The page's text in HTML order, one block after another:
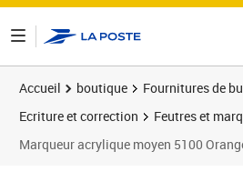
Accueil boutique
Fournitures de
Ecriture et correction
Feutres et
Marqueur acrylique moyen 5100